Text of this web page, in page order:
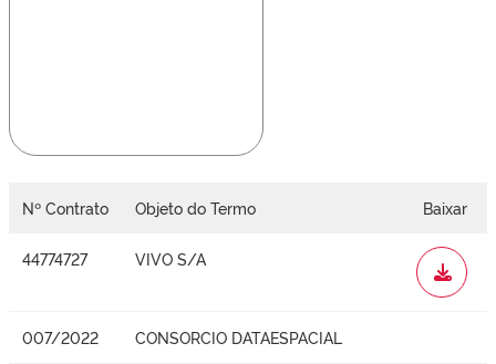
Nº Contrato Objeto do Termo Baixar
44774727 VIVO S/A
WORD
007/2022 CONSORCIO DATAESPACIAL